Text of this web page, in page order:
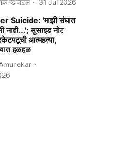
डिजिटल 31 Jul 2026
Suicide: 'माझी संघात
नाही...'; सुसाइड नोट
आत्महत्या,
हळहळ